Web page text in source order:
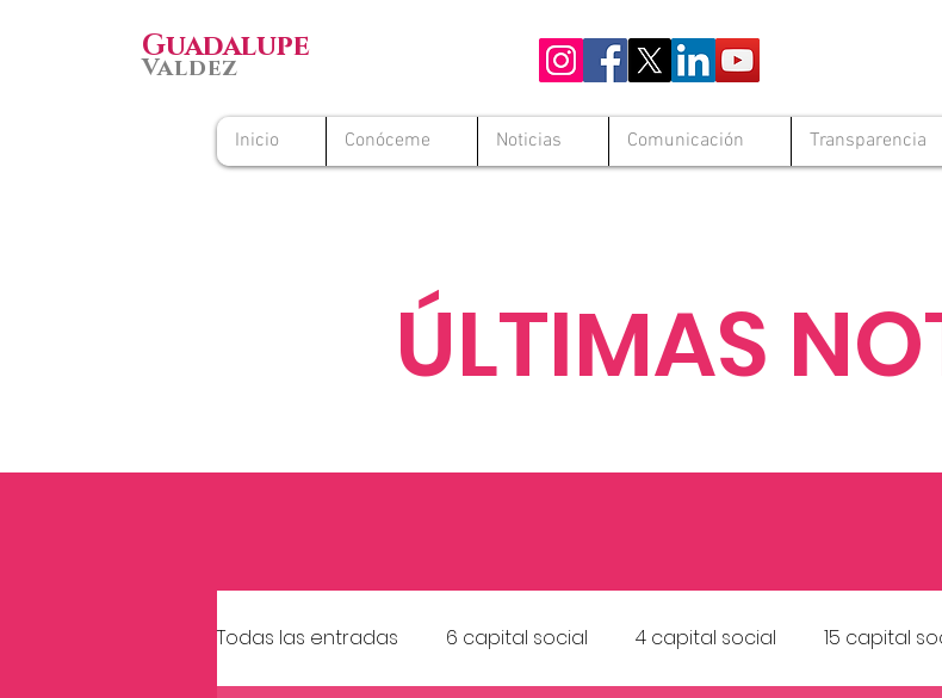
Guadalupe
Valdez
Inicio Conóceme Noticias Comunicación Transparencia
ÚLTIMAS
Todas las entradas 6 capital social 4 capital social 15 capital